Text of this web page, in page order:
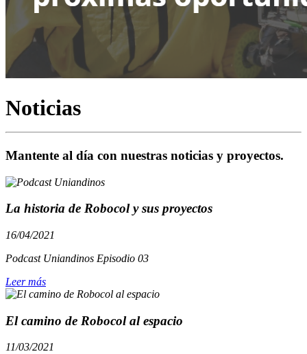
Noticias
Mantente al día con nuestras noticias y proyectos.
La historia de Robocol y sus proyectos
16/04/2021
Podcast Uniandinos Episodio 03
Leer más
El camino de Robocol al espacio
11/03/2021